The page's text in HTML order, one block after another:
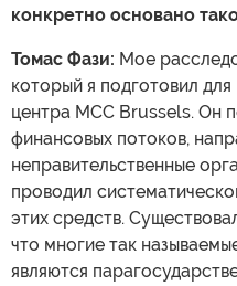
конкретно основано
Томас Фази: Мое
который я подготовил
центра MCC Brussels. Он
финансовых потоков,
неправительственные
проводил
этих средств.
что многие так
являются